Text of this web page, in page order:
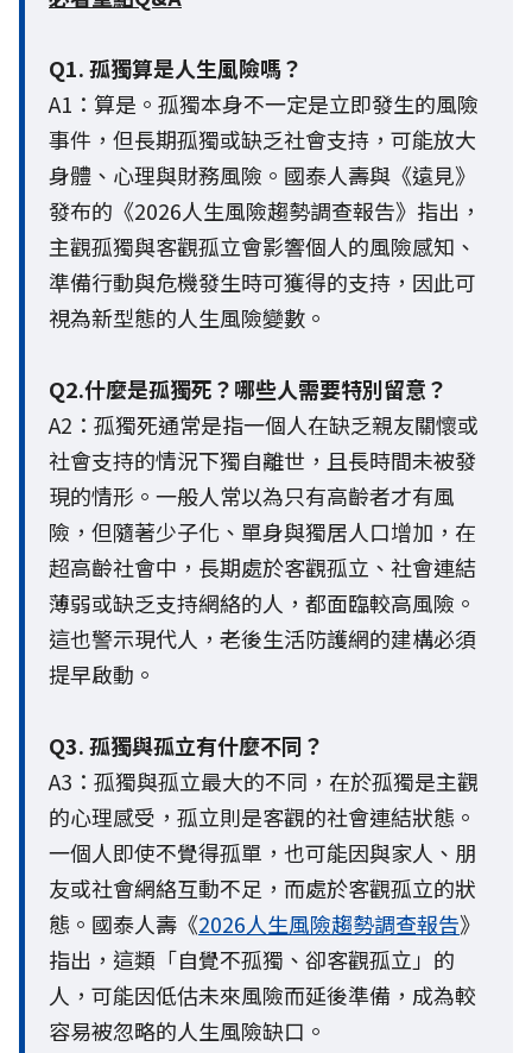
Q1. 孤獨算是人生風險嗎？
A1：算是。孤獨本身不一定是立即發生的風險
事件，但長期孤獨或缺乏社會支持，可能放大
身體、心理與財務風險。國泰人壽與《遠見》
發布的《2026人生風險趨勢調查報告》指出，
主觀孤獨與客觀孤立會影響個人的風險感知、
準備行動與危機發生時可獲得的支持，因此可
視為新型態的人生風險變數。
Q2.什麼是孤獨死？哪些人需要特別留意？
A2：孤獨死通常是指一個人在缺乏親友關懷或
社會支持的情況下獨自離世，且長時間未被發
現的情形。一般人常以為只有高齡者才有風
險，但隨著少子化、單身與獨居人口增加，在
超高齡社會中，長期處於客觀孤立、社會連結
薄弱或缺乏支持網絡的人，都面臨較高風險。
這也警示現代人，老後生活防護網的建構必須
提早啟動。
Q3. 孤獨與孤立有什麼不同？
A3：孤獨與孤立最大的不同，在於孤獨是主觀
的心理感受，孤立則是客觀的社會連結狀態。
一個人即使不覺得孤單，也可能因與家人、朋
友或社會網絡互動不足，而處於客觀孤立的狀
態。國泰人壽《2026人生風險趨勢調查報告》
指出，這類「自覺不孤獨、卻客觀孤立」的
人，可能因低估未來風險而延後準備，成為較
容易被忽略的人生風險缺口。